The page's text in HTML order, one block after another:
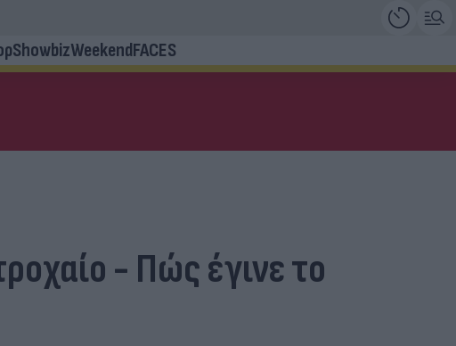
ShowbizWeekendFACES
- Πώς έγινε το